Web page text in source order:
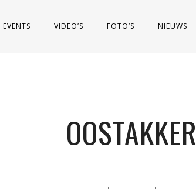
EVENTS VIDEO’S FOTO’S NIEUWS
OOSTAKKER